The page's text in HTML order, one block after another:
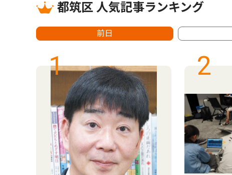
都筑区 人気記事ランキング
前日
1 2